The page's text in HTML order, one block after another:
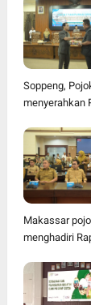
Soppeng,
menyerahkan
Makassar
menghadiri